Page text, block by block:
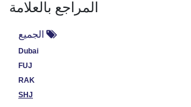
المراجع بالعلامة
الجميع
Dubai
FUJ
RAK
SHJ